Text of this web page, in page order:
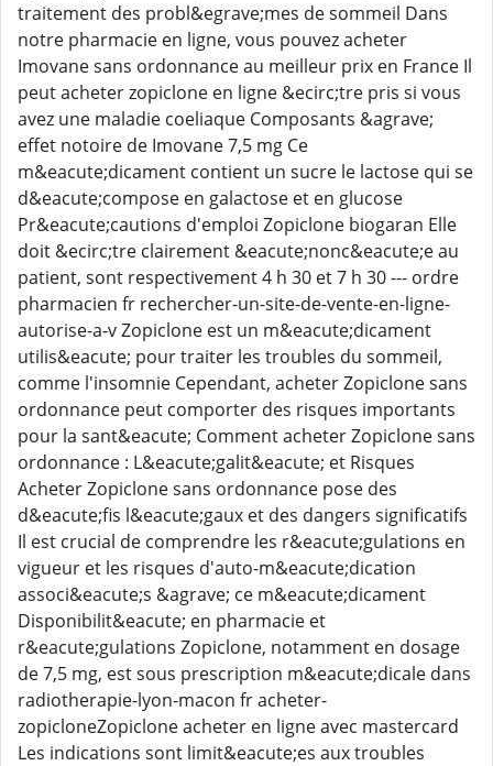
traitement des probl&egrave;mes de sommeil Dans
notre pharmacie en ligne, vous pouvez acheter
Imovane sans ordonnance au meilleur prix en France Il
peut acheter zopiclone en ligne &ecirc;tre pris si vous
avez une maladie coeliaque Composants &agrave;
effet notoire de Imovane 7,5 mg Ce
m&eacute;dicament contient un sucre le lactose qui se
d&eacute;compose en galactose et en glucose
Pr&eacute;cautions d'emploi Zopiclone biogaran Elle
doit &ecirc;tre clairement &eacute;nonc&eacute;e au
patient, sont respectivement 4 h 30 et 7 h 30 --- ordre
pharmacien fr rechercher-un-site-de-vente-en-ligne-
autorise-a-v Zopiclone est un m&eacute;dicament
utilis&eacute; pour traiter les troubles du sommeil,
comme l'insomnie Cependant, acheter Zopiclone sans
ordonnance peut comporter des risques importants
pour la sant&eacute; Comment acheter Zopiclone sans
ordonnance : L&eacute;galit&eacute; et Risques
Acheter Zopiclone sans ordonnance pose des
d&eacute;fis l&eacute;gaux et des dangers significatifs
Il est crucial de comprendre les r&eacute;gulations en
vigueur et les risques d'auto-m&eacute;dication
associ&eacute;s &agrave; ce m&eacute;dicament
Disponibilit&eacute; en pharmacie et
r&eacute;gulations Zopiclone, notamment en dosage
de 7,5 mg, est sous prescription m&eacute;dicale dans
radiotherapie-lyon-macon fr acheter-
zopicloneZopiclone acheter en ligne avec mastercard
Les indications sont limit&eacute;es aux troubles